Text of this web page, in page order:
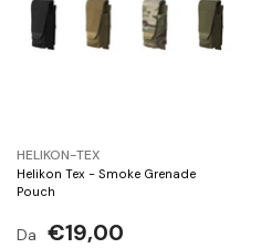
BRAND:
HELIKON-TEX
Helikon Tex - Smoke Grenade
Pouch
Da €19,00